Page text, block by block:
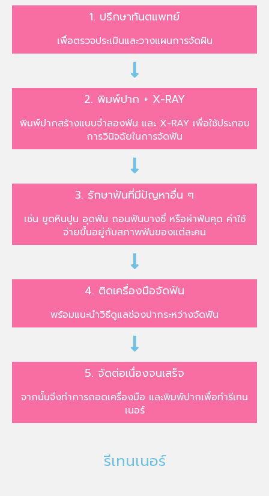
1. ปรึกษาทันตแพทย์
เพื่อตรวจประเมินและวางแผนการจัดฝัน
2. พิมพ์ปาก + X-RAY
พิมพ์ปากสร้างแบบจำลองฟัน และ X-RAY เพื่อใช้ประกอบ
การวินิจฉัยในการจัดฟัน
3. รักษาฟันที่มีปัญหาอื่น ๆ
เช่น ขูดหินปูน อุดฟัน ถอนฟันบางซี่ หรือผ่าฟันคุด ค่าใช้
จ่ายขึ้นอยู่กับสภาพฟันของแต่ละคน
4. ติดเครื่องมือจัดฟัน
พร้อมแนะนำวิธีดูแลช่องปากระหว่างจัดฟัน
5. จัดต่อเนื่องจนเสร็จ
จากนั้นจึงทำการถอดเครื่องมือ และพิมพ์ปากเพื่อทำรีเทน
เนอร์
รีเทนเนอร์